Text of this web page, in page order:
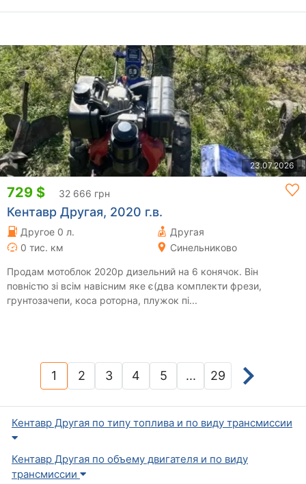
23.07.2026
729 $ 32 666 грн
Кентавр Другая, 2020 г.в.
Другое 0 л.
Другая
0 тис. км
Синельниково
Продам мотоблок 2020р дизельний на 6 конячок. Він
повністю зі всім навісним яке є(два комплекти фрези,
грунтозачепи, коса роторна, плужок пі...
1(current)
2 3 4 5 ... 29
Кентавр Другая по типу топлива и по виду трансмиссии
Кентавр Другая по объему двигателя и по виду
трансмиссии